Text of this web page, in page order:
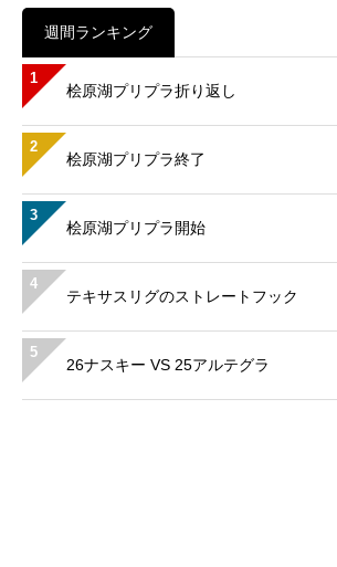
週間ランキング
1
桧原湖プリプラ折り返し
2
桧原湖プリプラ終了
3
桧原湖プリプラ開始
4
テキサスリグのストレートフック
5
26ナスキー VS 25アルテグラ